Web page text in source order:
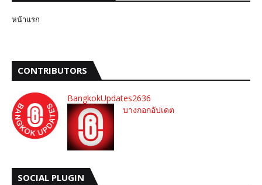
หน้าแรก
CONTRIBUTORS
BangkokUpdates2636
บางกอกอัปเดต
SOCIAL PLUGIN